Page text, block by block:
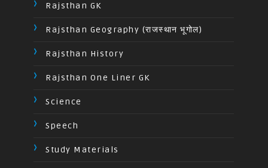
Rajsthan GK
Rajsthan Geography (राजस्थान भूगोल)
Rajsthan History
Rajsthan One Liner GK
Science
Speech
Study Materials